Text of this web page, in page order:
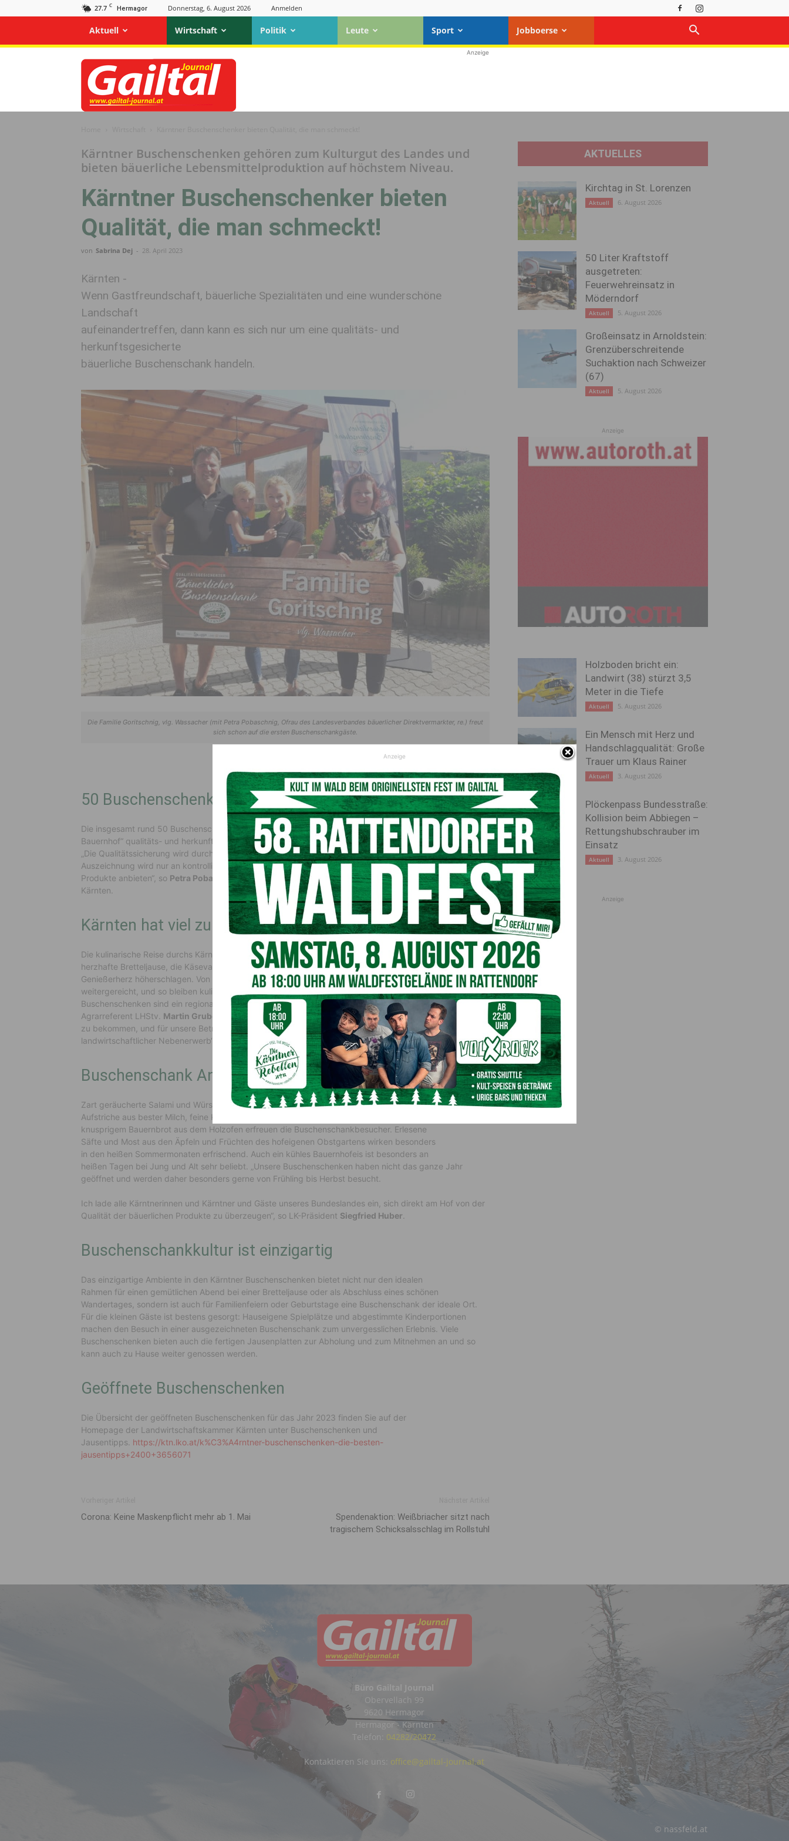
27.7 C Hermagor Donnerstag, 6. August 2026 Anmelden
Aktuell Wirtschaft Politik Leute Sport Jobboerse
Gailtal
Journal
Anzeige
Kärntner Buschenschenken gehören zum Kulturgut des Landes und
bieten bäuerliche Lebensmittelproduktion auf höchstem Niveau.
Kärntner Buschenschenker bieten
Qualität, die man schmeckt!
von Sabrina Dej - 28. April 2023
Kärnten -
Wenn Gastfreundschaft, bäuerliche Spezialitäten und eine wunderschöne
Landschaft
aufeinandertreffen, dann kann es sich nur um eine qualitäts- und
herkunftsgesicherte
bäuerliche Buschenschank handeln.
Die Familie Goritschnig, vlg. Wassacher (mit Petra Pobaschnig, Ofrau des Landesverbandes bäuerlicher Direktvermarkter, re.) freut
sich schon auf die ersten Buschenschankgäste.
© DV-Verband
50 Buschenschenken in Kärnten
Die insgesamt rund 50 Buschenschenken, von denen rund ein Drittel durch die Qualitätsmarke „Gutes vom
Bauernhof“ qualitäts- und herkunftsgesichert ist, freuen sich auf den Besuch der Gäste aus nah und fern.
„Die Qualitätssicherung wird durch die Qualitätsmarke ‚Gutes vom Bauernhof‘ sichergestellt, und diese
Auszeichnung wird nur an kontrollierte Betriebe vergeben, die ihren Gästen überwiegend selbsterzeugte
Produkte anbieten“, so Petra Pobaschnig, Obfrau des Landesverbandes bäuerlicher Direktvermarkter
Kärnten.
Kärnten hat viel zu bieten
Die kulinarische Reise durchs Kärntnerland bietet Köstlichkeiten vom Glockner bis zur Koralm. Die
herzhafte Bretteljause, die Käsevariationen oder der Klassiker, der Kärntner Reindling, lassen das
Genießerherz höherschlagen. Von Generation zu Generation werden die Rezepte für die Köstlichkeiten
weitergereicht, und so bleiben kulinarische Schätze erhalten. „Die authentischen Kärntner
Buschenschenken sind ein regionales Kulturgut, auf das wir stolz sein können“, betont daher auch
Agrarreferent LHStv. Martin Gruber
. „Die Konsumenten können sich sicher sein, hier erstklassige Produkte
zu bekommen, und für unsere Betriebe ist diese Form der Direktvermarktung ein wichtiger
landwirtschaftlicher Nebenerwerb“, so
Gruber weiter.
Buschenschank Angebot
Zart geräucherte Salami und Würstel, bester Speck sowie Bauernbutter und schmackhafte
Aufstriche aus bester Milch, feine Käsekreationen und zarter Schinken, kombiniert mit
knusprigem Bauernbrot aus dem Holzofen erfreuen die Buschenschankbesucher. Erlesene
Säfte und Most aus den Äpfeln und Früchten des hofeigenen Obstgartens wirken besonders
in den heißen Sommermonaten erfrischend. Auch ein kühles Bauernhofeis ist besonders an
heißen Tagen bei Jung und Alt sehr beliebt. „Unsere Buschenschenken haben nicht das ganze Jahr
geöffnet und werden daher besonders gerne von Frühling bis Herbst besucht.
Ich lade alle Kärntnerinnen und Kärntner und Gäste unseres Bundeslandes ein, sich direkt am Hof von der
Qualität der bäuerlichen Produkte zu überzeugen“, so LK-Präsident Siegfried Huber
Buschenschankkultur ist einzigartig
Das einzigartige Ambiente in den Kärntner Buschenschenken bietet nicht nur den idealen
Rahmen für einen gemütlichen Abend bei einer Bretteljause oder als Abschluss eines schönen
Wandertages, sondern ist auch für Familienfeiern oder Geburtstage eine Buschenschank der ideale Ort.
Für die kleinen Gäste ist bestens gesorgt: Hauseigene Spielplätze und abgestimmte Kinderportionen
machen den Besuch in einer ausgezeichneten Buschenschank zum unvergesslichen Erlebnis. Viele
Buschenschenken bieten auch die fertigen Jausenplatten zur Abholung und zum Mitnehmen an und so
kann auch zu Hause weiter genossen werden.
Geöffnete Buschenschenken
Die Übersicht der geöffneten Buschenschenken für das Jahr 2023 finden Sie auf der
Homepage der Landwirtschaftskammer Kärnten unter Buschenschenken und
Jausentipps. https://ktn.lko.at/k%C3%A4rntner-buschenschenken-die-besten-
jausentipps+2400+3656071
Corona: Keine Maskenpflicht mehr ab 1. Mai
Spendenaktion: Weißbriacher sitzt nach
tragischem Schicksalsschlag im Rollstuhl
AKTUELLES
Kirchtag in St. Lorenzen
Aktuell 6. August 2026
50 Liter Kraftstoff
ausgetreten:
Feuerwehreinsatz in
Möderndorf
Aktuell 5. August 2026
Großeinsatz in Arnoldstein:
Grenzüberschreitende
Suchaktion nach Schweizer
(67)
Aktuell 5. August 2026
Anzeige
Holzboden bricht ein:
Landwirt (38) stürzt 3,5
Meter in die Tiefe
Aktuell 5. August 2026
Ein Mensch mit Herz und
Handschlagqualität: Große
Trauer um Klaus Rainer
Aktuell 3. August 2026
Plöckenpass Bundesstraße:
Kollision beim Abbiegen –
Rettungshubschrauber im
Einsatz
Aktuell 3. August 2026
Anzeige
Büro Gailtal Journal
Obervellach 99
9620 Hermagor
Hermagor - Kärnten
Telefon: 04282/20472
© nassfeld.at
Kontaktieren Sie uns: office@gailtal-journal.at
Anzeige